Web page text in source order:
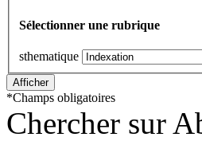
Sélectionner une rubrique
sthematique
*Champs obligatoires
Chercher sur